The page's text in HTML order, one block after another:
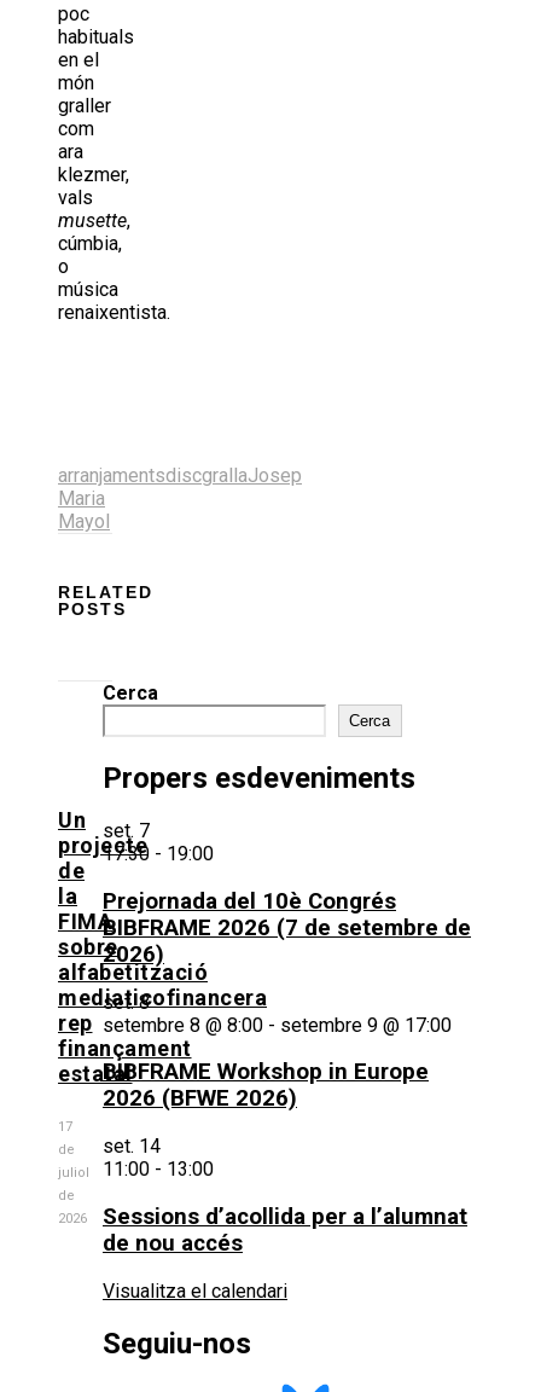
poc
habituals
en el
món
graller
com
ara
klezmer,
vals
musette,
cúmbia,
o
música
renaixentista.
Email
on
Bluesky
arranjamentsdiscgrallaJosep
Maria
Mayol
RELATED
POSTS
Un
projecte
de
la
FIMA
sobre
alfabetització
mediaticofinancera
rep
finançament
estatal
17
de
juliol
de
2026
Cerca
Cerca
Propers esdeveniments
set. 7
17:30 - 19:00
Prejornada del 10è Congrés
BIBFRAME 2026 (7 de setembre de
2026)
set.8
setembre 8 @ 8:00 - setembre 9 @ 17:00
BIBFRAME Workshop in Europe
2026 (BFWE 2026)
set. 14
11:00 - 13:00
Sessions d’acollida per a l’alumnat
de nou accés
Visualitza el calendari
Seguiu-nos